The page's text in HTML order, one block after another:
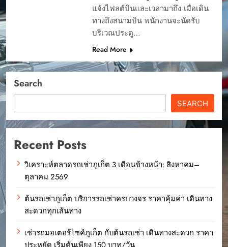
แจ้งไฟลต์บินและเวลามาถึง เมื่อเดิน
ทางถึงสนามบิน พนักงานจะนัดรับ
บริเวณประตู…
Read More
Search
SEARCH
Recent Posts
วิเคราะห์ตลาดรถเช่าภูเก็ต 3 เดือนข้างหน้า: สิงหาคม–
ตุลาคม 2569
ต้นรถเช่าภูเก็ต บริการรถเช่าครบวงจร ราคาคุ้มค่า เดินทาง
สะดวกทุกเส้นทาง
เช่ารถมอเตอร์ไซค์ภูเก็ต กับต้นรถเช่า เดินทางสะดวก ราคา